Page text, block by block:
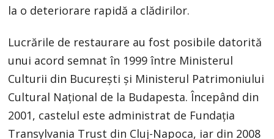
la o deteriorare rapidă a clădirilor.
Lucrările de restaurare au fost posibile datorită
unui acord semnat în 1999 între Ministerul
Culturii din Bucureşti şi Ministerul Patrimoniului
Cultural Naţional de la Budapesta. Începând din
2001, castelul este administrat de Fundaţia
Transylvania Trust din Cluj-Napoca, iar din 2008